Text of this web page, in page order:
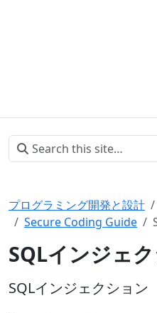
プログラミング開発と設計
Secure Coding Guide
SQLインジェ
SQLインジェクション